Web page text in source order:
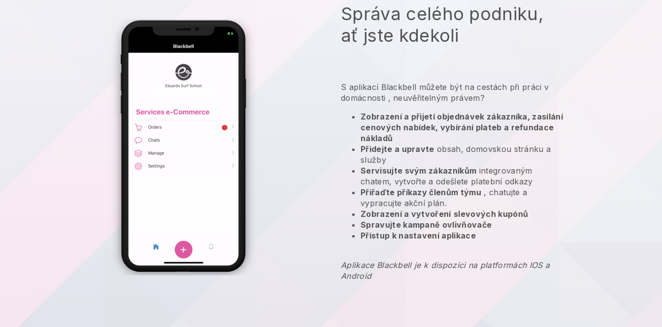
Správa celého podniku,
ať jste kdekoli
S aplikací Blackbell můžete být na cestách při práci v
domácnosti , neuvěřitelným právem?
Zobrazení a přijetí objednávek zákazníka, zasílání
cenových nabídek, vybírání plateb a refundace
nákladů
Přidejte a upravte obsah, domovskou stránku a
služby
Servisujte svým zákazníkům integrovaným
chatem, vytvořte a odešlete platební odkazy
Přiřaďte příkazy členům týmu , chatujte a
vypracujte akční plán.
Zobrazení a vytvoření slevových kupónů
Spravujte kampaně ovlivňovače
Přístup k nastavení aplikace
Aplikace Blackbell je k dispozici na platformách IOS a
Android